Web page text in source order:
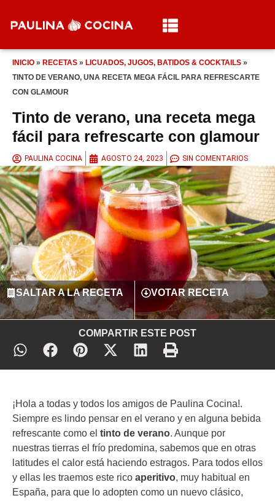
INICIO » RECETAS » LICUADOS, JUGOS, BATIDOS & COCKTAILS »
TINTO DE VERANO, UNA RECETA MEGA FÁCIL PARA REFRESCARTE
CON GLAMOUR
Tinto de verano, una receta mega
fácil para refrescarte con glamour
PAULINA COCINA AGOSTO 24, 2023 SIN COMENTARIOS
SALTAR A LA RECETA VOTAR RECETA
COMPARTIR ESTE POST
¡Hola a todas y todos los amigos de Paulina Cocina!.
Siempre es lindo pensar en el verano y en alguna bebida
refrescante como el tinto de verano. Aunque por
nuestras tierras el frío predomina, sabemos que en otras
latitudes el calor está haciendo estragos. Para todos ellos
y ellas les traemos este rico aperitivo, muy habitual en
España, para que lo adopten como un nuevo clásico,